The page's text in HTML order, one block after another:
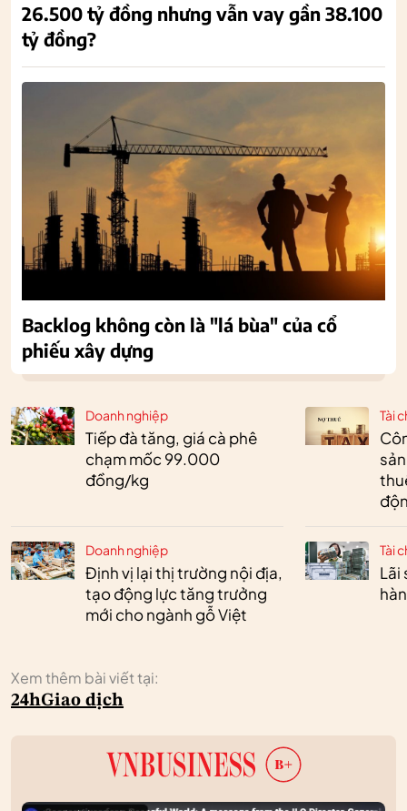
Doanh nghiệp
Tiếp đà tăng, giá cà phê
chạm mốc 99.000
đồng/kg
Doanh nghiệp
Định vị lại thị trường nội địa,
tạo động lực tăng trưởng
mới cho ngành gỗ Việt
Tài
Tài
Lãi
Xem thêm bài viết tại:
24hGiao dịch
26.500 tỷ đồng nhưng vẫn vay gần 38.100
tỷ đồng?
Backlog không còn là "lá bùa" của cổ
phiếu xây dựng